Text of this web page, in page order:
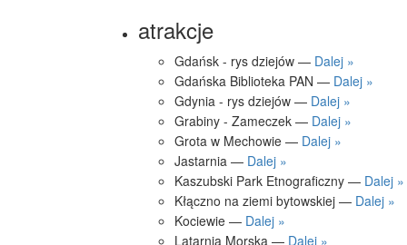
atrakcje
Gdańsk - rys dziejów — Dalej »
Gdańska Biblioteka PAN — Dalej »
Gdynia - rys dziejów — Dalej »
Grabiny - Zameczek — Dalej »
Grota w Mechowie — Dalej »
Jastarnia — Dalej »
Kaszubski Park Etnograficzny — Dalej »
Kłączno na ziemi bytowskiej — Dalej »
Kociewie — Dalej »
Latarnia Morska — Dalej »